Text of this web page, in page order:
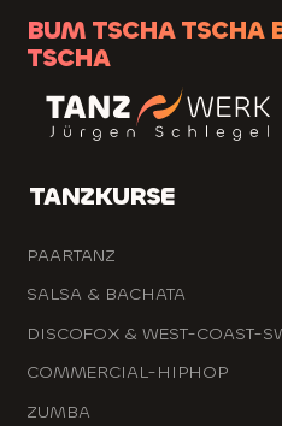
BUM TSCHA TSCHA
TSCHA
TANZKURSE
PAARTANZ
SALSA & BACHATA
DISCOFOX & WEST-COAST-
COMMERCIAL-HIPHOP
ZUMBA